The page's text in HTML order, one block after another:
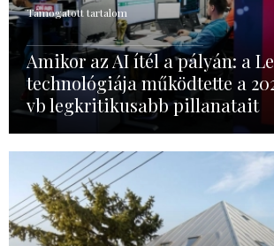
Támogatott tartalom
Amikor az AI ítél a pályán: a
technológiája működtette a
vb legkritikusabb pillanatait